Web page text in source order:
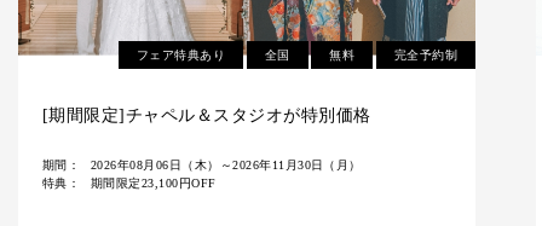
全国 無料 完全予約制
【8/11(火祝)～16(日)の6日間限定】衣裳試着体験付
期間： 2026年08月03日（月）～2026年08月16日（日）